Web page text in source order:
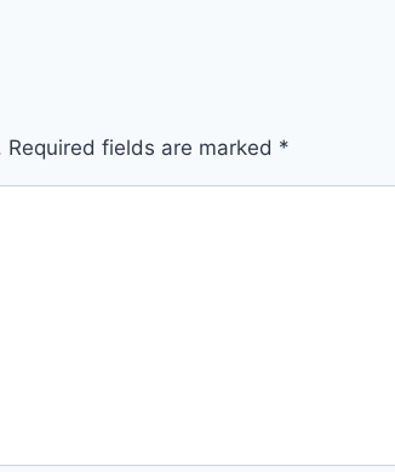
Required fields are marked *